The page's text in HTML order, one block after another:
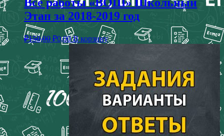
Этап за 2018-2019 год
₽150,00 ₽0,00 В корзину